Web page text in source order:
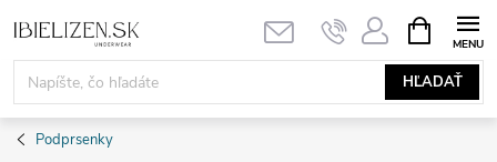
na
obsah
HĽADAŤ
KOŠÍK
Podprsenky